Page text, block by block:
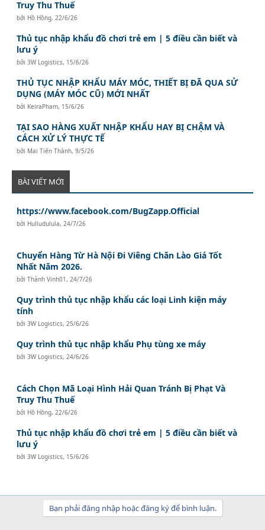
Truy Thu Thuế
bởi Hồ Hồng,22/6/26
Thủ tục nhập khẩu đồ chơi trẻ em | 5 điều cần biết và
lưu ý
bởi3W Logistics, 15/6/26
THỦ TỤC NHẬP KHẨU MÁY MÓC, THIẾT BỊ ĐÃ QUA SỬ
DỤNG (MÁY MÓC CŨ) MỚI NHẤT
bởi KeiraPham, 15/6/26
TẠI SAO HÀNG XUẤT NHẬP KHẨU HAY BỊ CHẬM VÀ
CÁCH XỬ LÝ THỰC TẾ
bởi Mai Tiến Thành,9/5/26
BÀI VIẾT MỚI
https://www.facebook.com/BugZapp.Official
bởi Hulludulula,24/7/26
Chuyển Hàng Từ Hà Nội Đi Viêng Chăn Lào Giá Tốt
Nhất Năm 2026.
bởiThành Vinh01,24/7/26
Quy trình thủ tục nhập khẩu các loại Linh kiện máy
tính
bởi3W Logistics,25/6/26
Quy trình thủ tục nhập khẩu Phụ tùng xe máy
bởi3W Logistics,24/6/26
Cách Chọn Mã Loại Hình Hải Quan Tránh Bị Phạt Và
Truy Thu Thuế
bởi Hồ Hồng,22/6/26
Thủ tục nhập khẩu đồ chơi trẻ em | 5 điều cần biết và
lưu ý
bởi3W Logistics, 15/6/26
Bạn phải đăng nhập hoặc đăng ký để bình luận.